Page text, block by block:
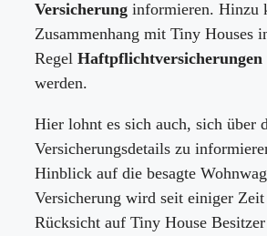
Versicherung informieren. Hinzu
Zusammenhang mit Tiny Houses
Regel Haftpflichtversicherungen
werden.
Hier lohnt es sich auch, sich über
Versicherungsdetails zu
Hinblick auf die besagte
Versicherung wird seit einiger
Rücksicht auf Tiny House